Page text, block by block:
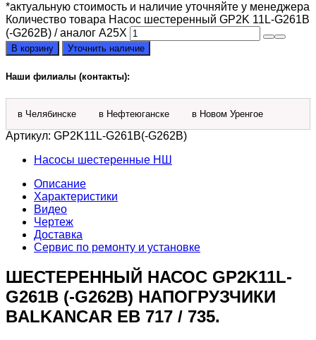
*актуальную стоимость и наличие уточняйте у менеджера
Количество товара Насос шестеренный GP2K 11L-G261B
(-G262B) / аналог A25X
В корзину Уточнить наличие
Наши филиалы (контакты):
в Челябинске в Нефтеюганске в Новом Уренгое
Артикул: GP2K11L-G261B(-G262B)
Насосы шестеренные НШ
Описание
Характеристики
Видео
Чертеж
Доставка
Сервис по ремонту и установке
ШЕСТЕРЕННЫЙ НАСОС GP2K11L-
G261B (-G262B) НАПОГРУЗЧИКИ
BALKANCAR ЕВ 717 / 735.